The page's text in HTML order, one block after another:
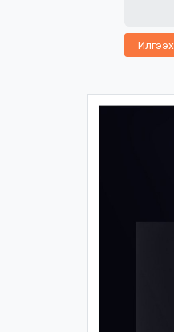
Илгээх